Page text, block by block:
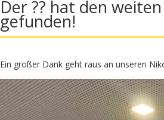
Der ?? hat den
gefunden!
Ein großer Dank geht raus an unseren